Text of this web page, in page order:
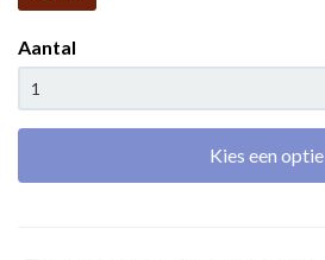
Aantal
Kies een optie